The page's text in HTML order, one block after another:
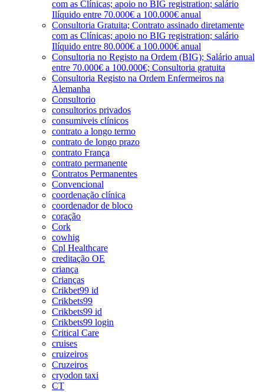
com as Clínicas; apoio no BIG registration; salário
Ilíquido entre 70.000€ a 100.000€ anual
Consultoria Gratuita; Contrato assinado diretamente
com as Clínicas; apoio no BIG registration; salário
Ilíquido entre 80.000€ a 100.000€ anual
Consultoria no Registo na Ordem (BIG); Salário anual
entre 70.000€ a 100.000€; Consultoria gratuita
Consultoria Registo na Ordem Enfermeiros na
Alemanha
Consultorio
consultorios privados
consumiveis clínicos
contrato a longo termo
contrato de longo prazo
contrato França
contrato permanente
Contratos Permanentes
Convencional
coordenação clínica
coordenador de bloco
coração
Cork
cowhig
Cpl Healthcare
creditação OE
criança
Crianças
Crikbet99 id
Crikbets99
Crikbets99 id
Crikbets99 login
Critical Care
cruises
cruizeiros
Cruzeiros
cryodon taxi
CT